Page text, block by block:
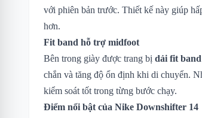
với phiên bản trước. Thiết kế này giúp
hơn.
Fit band hỗ trợ midfoot
Bên trong giày được trang bị dải fit
chắn và tăng độ ổn định khi di chuyển.
kiểm soát tốt trong từng bước chạy.
Điểm nổi bật của Nike Downshifter 14